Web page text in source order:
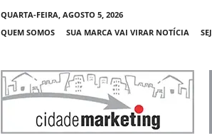
QUARTA-FEIRA, AGOSTO 5, 2026
QUEM SOMOS
SUA MARCA VAI VIRAR NOTÍCIA
C
d